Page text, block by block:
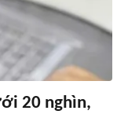
20 nghìn,